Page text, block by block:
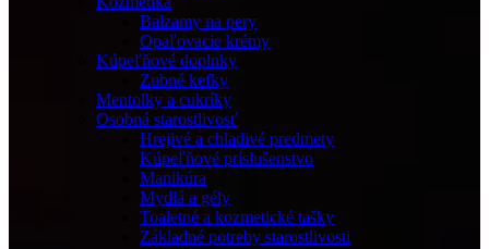
Balzamy na pery
Opaľovacie krémy
Kúpeľňové doplnky
Zubné kefky
Mentolky a cukríky
Osobná starostlivosť
Hrejivé a chladivé predmety
Kúpeľňové príslušenstvo
Manikúra
Mydlá a gély
Toaletné a kozmetické tašky
Základné potreby starostlivosti